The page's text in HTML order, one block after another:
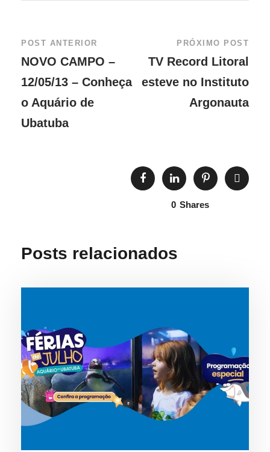
POST ANTERIOR
NOVO CAMPO –
12/05/13 – Conheça
o Aquário de
Ubatuba
PRÓXIMO POST
TV Record Litoral
esteve no Instituto
Argonauta
0 Shares
Posts relacionados